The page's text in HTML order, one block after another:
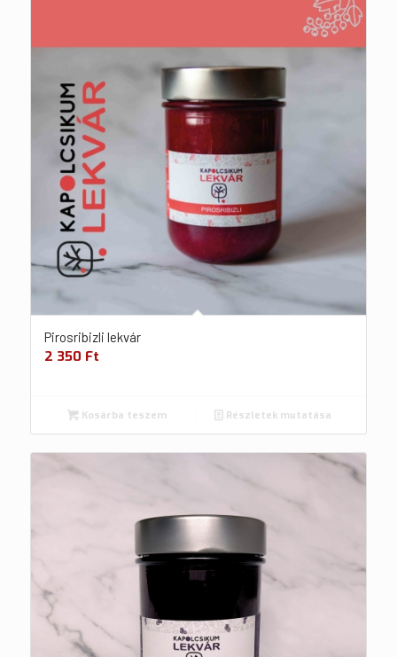
Pirosribizli lekvár
2 350 Ft
Kosárba teszem Részletek mutatása